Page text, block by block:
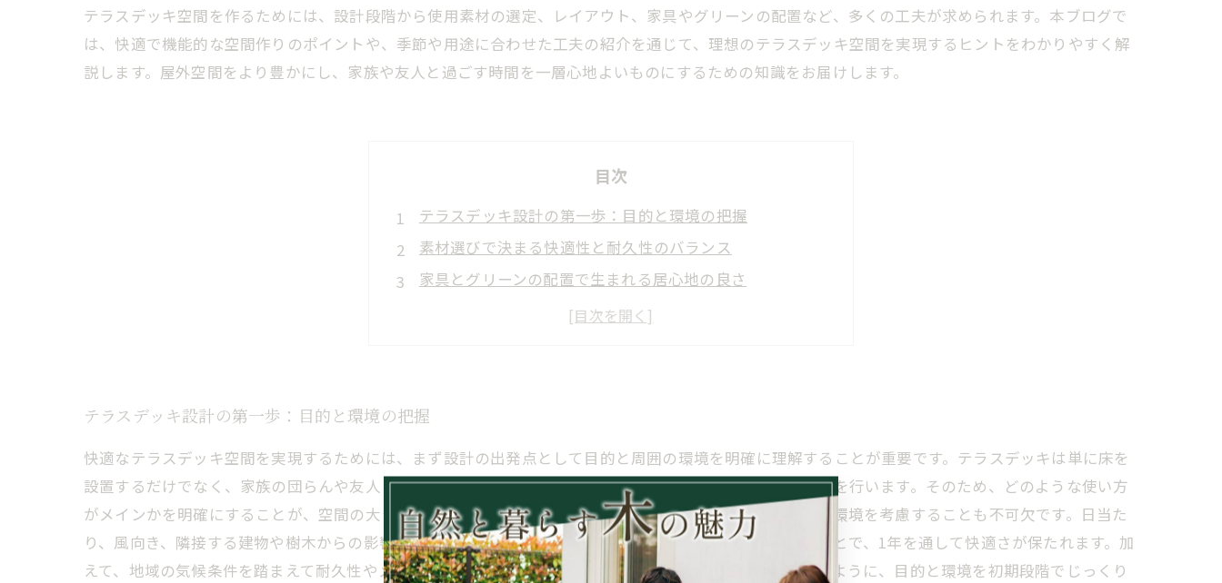
テラスデッキ空間を作るためには、設計段階から使用素材の選定、レイアウト、家具やグリーンの配置など、多くの工夫が求められます。本ブログで
は、快適で機能的な空間作りのポイントや、季節や用途に合わせた工夫の紹介を通じて、理想のテラスデッキ空間を実現するヒントをわかりやすく解
説します。屋外空間をより豊かにし、家族や友人と過ごす時間を一層心地よいものにするための知識をお届けします。
目次
テラスデッキ設計の第一歩：目的と環境の把握
素材選びで決まる快適性と耐久性のバランス
家具とグリーンの配置で生まれる居心地の良さ
季節と用途に応じた柔軟な空間活用の工夫
テラスデッキ設計の第一歩：目的と環境の把握
快適なテラスデッキ空間を実現するためには、まず設計の出発点として目的と周囲の環境を明確に理解することが重要です。テラスデッキは単に床を
設置するだけでなく、家族の団らんや友人との交流、趣味の時間など多様な利用シーンを想定して空間設計を行います。そのため、どのような使い方
がメインかを明確にすることが、空間の大きさや配置、素材選定に大きく影響します。さらに、設置場所の環境を考慮することも不可欠です。日当た
り、風向き、隣接する建物や樹木からの影響を調査し、それに合わせて最適な配置や日除けの設計を行うことで、1年を通して快適さが保たれます。加
えて、地域の気候条件を踏まえて耐久性やメンテナンスの容易さを考慮した素材選びも欠かせません。このように、目的と環境を初期段階でじっくり